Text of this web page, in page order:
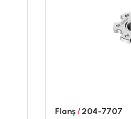
Flanş/204-7707